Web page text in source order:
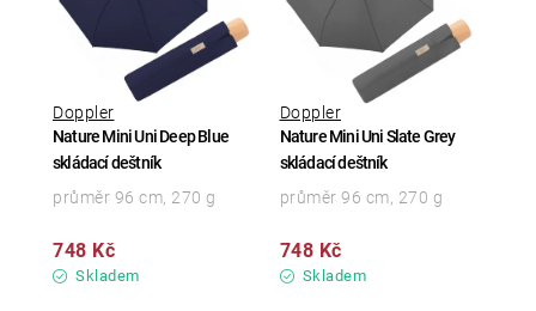
Nature Mini Uni Deep Blue
skládací deštník
Doppler
Skladem
748 Kč
průměr 96 cm, 270 g
Nature Mini Uni Slate Grey
skládací deštník
Doppler
Skladem
748 Kč
průměr 96 cm, 270 g